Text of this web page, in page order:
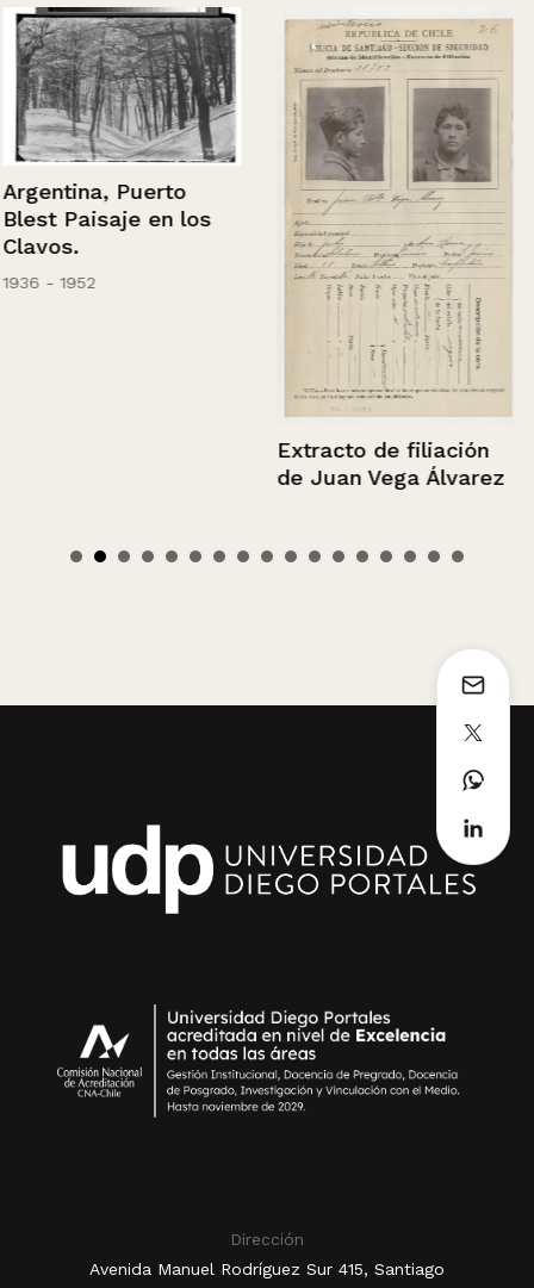
Argentina, Puerto
Blest Paisaje en los
Clavos.
1936 - 1952
Extracto de filiación
de Juan Vega Álvarez
Dirección
Avenida Manuel Rodríguez Sur 415, Santiago